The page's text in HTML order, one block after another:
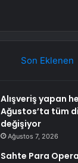
Son Eklenen
Alışveriş yapan
Ağustos’ta tüm
değişiyor
Ağustos 7, 2026
Sahte Para